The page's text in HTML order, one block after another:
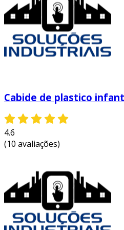
no mercado, cada um com
específicas. sendo assim, vale
os seguintes estilos:
cabides de parede:
cabides de chão: com
apoia no chão, são
deslocados facilmente.
cabides empilháveis
serem empilhados,
manutenção e cuidado
para garantir a durabilidade
chinelos, algumas práticas de
Cabide de plastico
4.6
(10 avaliações)